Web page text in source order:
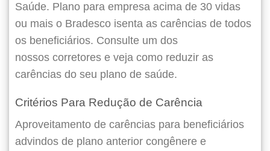
Saúde. Plano para empresa acima de 30 vidas
ou mais o Bradesco isenta as carências de todos
os beneficiários. Consulte um dos
nossos corretores e veja como reduzir as
carências do seu plano de saúde.
Critérios Para Redução de Carência
Aproveitamento de carências para beneficiários
advindos de plano anterior congênere e